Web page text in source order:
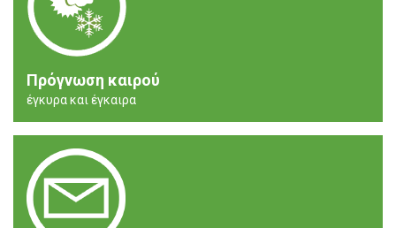
Πρόγνωση καιρού
έγκυρα και έγκαιρα